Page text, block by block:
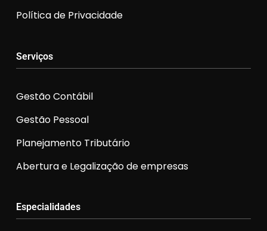
Política de Privacidade
Serviços
Gestão Contábil
Gestão Pessoal
Planejamento Tributário
Abertura e Legalização de empresas
Especialidades